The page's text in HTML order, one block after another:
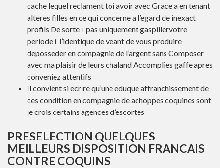
cache lequel reclament toi avoir avec Grace a en tenant
alteres filles en ce qui concerne a l’egard de inexact
profils De sorte i pas uniquement gaspillervotre
periode i l’identique de veant de vous produire
deposseder en compagnie de l’argent sans Composer
avec ma plaisir de leurs chaland Accomplies gaffe apres
conveniez attentifs
Il convient si ecrire qu’une eduque affranchissement de
ces condition en compagnie de achoppes coquines sont
je crois certains agences d’escortes
PRESELECTION QUELQUES
MEILLEURS DISPOSITION FRANCAIS
CONTRE COQUINS